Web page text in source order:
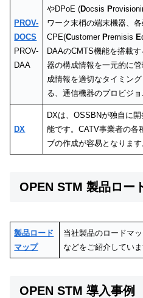
PROV-
DOCS
PROV-
DAA
やDPoE (Docsis P
ワーク末梢の端末機器、
CPE(Customer Premisis E
DAAのCMTS機能を搭載
器の構成情報を一元的に
成情報を適切なタイミン
る、通信機器のプロビジ
DX
DXは、OSSBNが独自に
能です。CATV事業者の各
ブの作成が容易となります
OPEN STM 製品ロー
製品ロード
マップ
当社製品のロードマ
などをご紹介していま
OPEN STM 導入事例